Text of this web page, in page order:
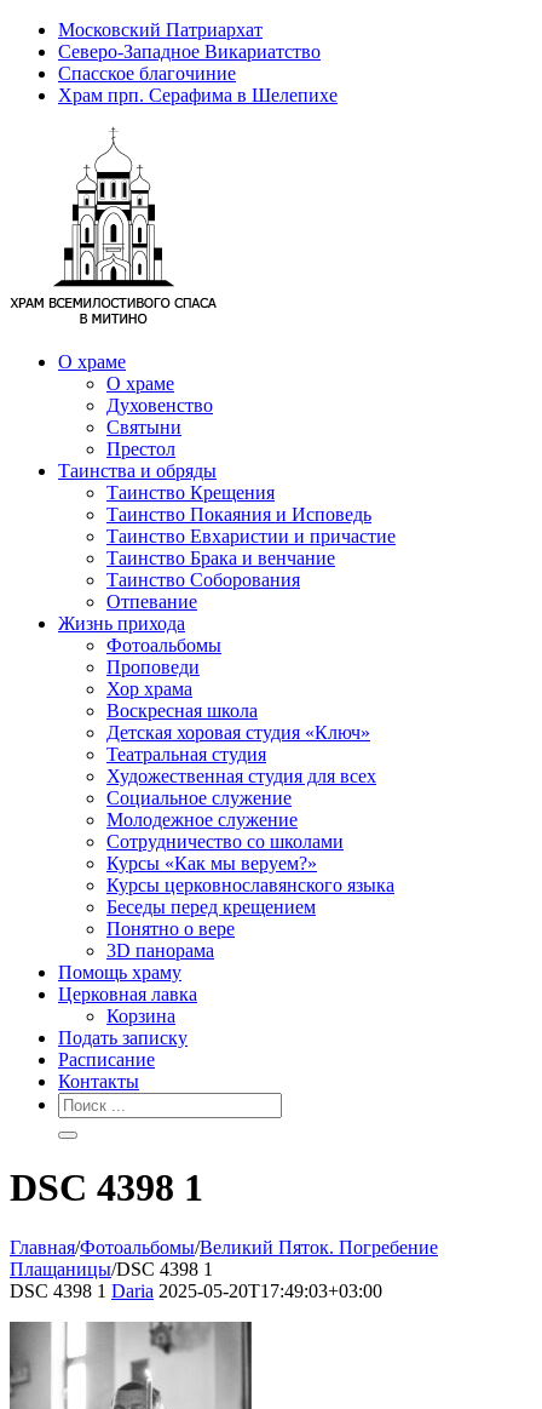
Московский Патриархат
Северо-Западное Викариатство
Спасское благочиние
Храм прп. Серафима в Шелепихе
О храме
О храме
Духовенство
Святыни
Престол
Таинства и обряды
Таинство Крещения
Таинство Покаяния и Исповедь
Таинство Евхаристии и причастие
Таинство Брака и венчание
Таинство Соборования
Отпевание
Жизнь прихода
Фотоальбомы
Проповеди
Хор храма
Воскресная школа
Детская хоровая студия «Ключ»
Театральная студия
Х​удожественная студия для всех
Социальное служение
Молодежное служение
Сотрудничество со школами
Курсы «Как мы веруем?»
Курсы церковнославянского языка
Беседы перед крещением
Понятно о вере
3D панорама
Помощь храму
Церковная лавка
Корзина
Подать записку
Расписание
Контакты
DSC 4398 1
Главная/Фотоальбомы/Великий Пяток. Погребение
Плащаницы/DSC 4398 1
DSC 4398 1 Daria 2025-05-20T17:49:03+03:00